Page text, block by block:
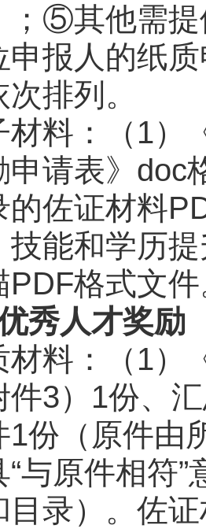
；⑤其他需
人的纸质
排列。
：（1）《
申请表》doc
的佐证材料
技能和学历
PDF格式文
秀人才奖励
：（1）《
件3）1份、
1份（原件由
“与原件相符
目录）。佐